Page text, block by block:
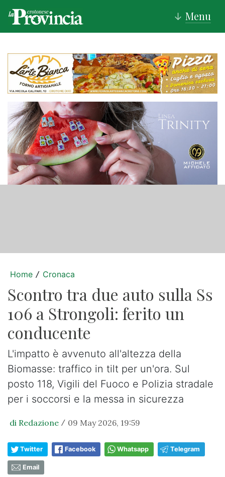
↓ Menu
Home / Cronaca
Scontro tra due auto sulla Ss
106 a Strongoli: ferito un
conducente
L'impatto è avvenuto all'altezza della
Biomasse: traffico in tilt per un'ora. Sul
posto 118, Vigili del Fuoco e Polizia stradale
per i soccorsi e la messa in sicurezza
di Redazione / 09 May 2026, 19:59
Twitter Facebook Whatsapp Telegram
Email